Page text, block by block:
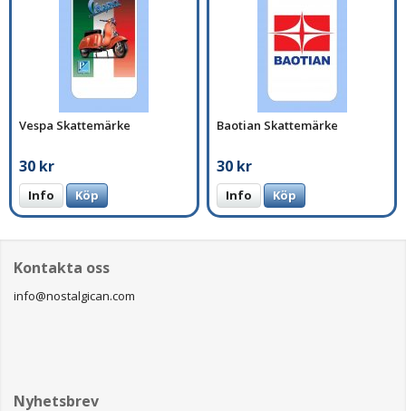
Vespa Skattemärke
30 kr
Info Köp
Baotian Skattemärke
30 kr
Info Köp
Kontakta oss
info@nostalgican.com
Nyhetsbrev